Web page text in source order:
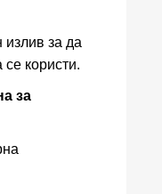
за да
користи.
за